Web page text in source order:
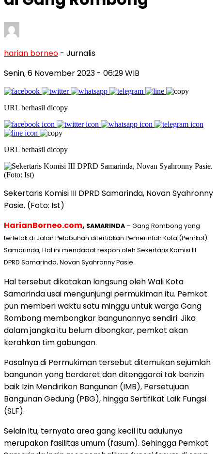
harian borneo - Jurnalis
Senin, 6 November 2023 - 06:29 WIB
URL berhasil dicopy
URL berhasil dicopy
Sekertaris Komisi III DPRD Samarinda, Novan Syahronny
Pasie. (Foto: Ist)
HarianBorneo.com, SAMARINDA – Gang Rombong yang
terletak di Jalan Pelabuhan ditertibkan Pemerintah Kota (Pemkot)
Samarinda, Hal ini mendapat respon oleh Sekertaris Komisi III
DPRD Samarinda, Novan Syahronny Pasie.
Hal tersebut dikatakan langsung oleh Wali Kota
Samarinda usai mengunjungi permukiman itu. Pemkot
pun memberi waktu satu minggu untuk warga Gang
Rombong membongkar bangunannya sendiri. Jika
dalam jangka itu belum dibongkar, pemkot akan
kerahkan tim gabungan.
Pasalnya di Permukiman tersebut ditemukan sejumlah
bangunan yang berderet dan ditenggarai tak berizin
baik Izin Mendirikan Bangunan (IMB), Persetujuan
Bangunan Gedung (PBG), hingga Sertifikat Laik Fungsi
(SLF).
Selain itu, ternyata area gang kecil itu adulunya
merupakan fasilitas umum (fasum). Sehingga Pemkot